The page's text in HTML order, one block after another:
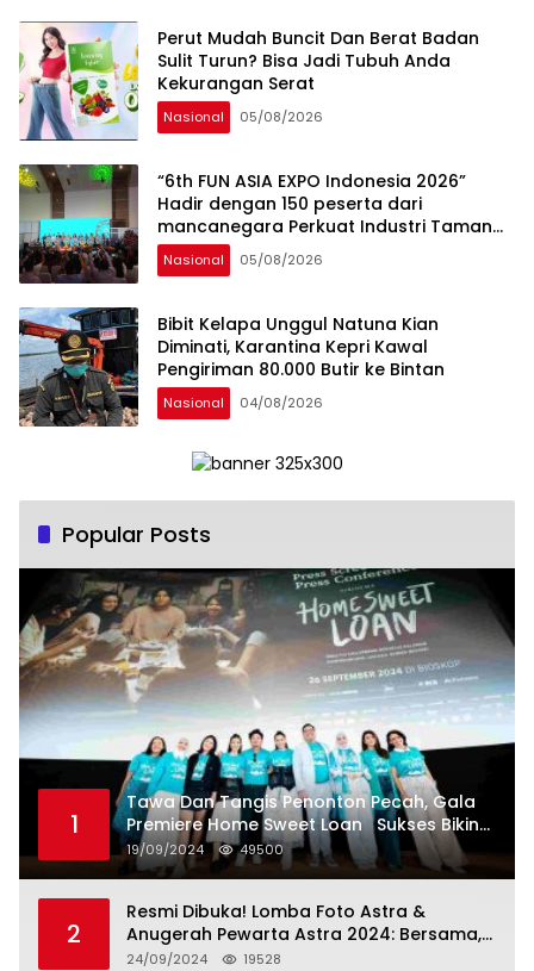
Perut Mudah Buncit Dan Berat Badan
Sulit Turun? Bisa Jadi Tubuh Anda
Kekurangan Serat
Nasional 05/08/2026
“6th FUN ASIA EXPO Indonesia 2026”
Hadir dengan 150 peserta dari
mancanegara Perkuat Industri Taman
Rekreasi dan Ekosistem Pariwisata di
Tanah Air
Nasional 05/08/2026
Bibit Kelapa Unggul Natuna Kian
Diminati, Karantina Kepri Kawal
Pengiriman 80.000 Butir ke Bintan
Nasional 04/08/2026
Popular Posts
1
Tawa Dan Tangis Penonton Pecah, Gala
Premiere Home Sweet Loan Sukses Bikin
Penonton Lihat Diri Sendiri di Layar
19/09/2024 49500
2
Resmi Dibuka! Lomba Foto Astra &
Anugerah Pewarta Astra 2024: Bersama,
Berkarya, Berkelanjutan
24/09/2024 19528